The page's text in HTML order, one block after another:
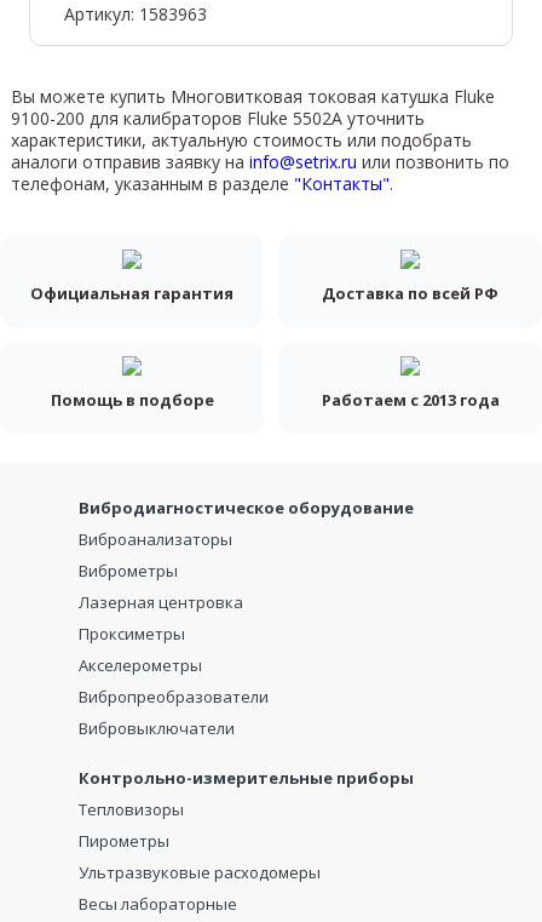
Артикул: 1583963
Вы можете купить Многовитковая токовая катушка Fluke
9100-200 для калибраторов Fluke 5502A уточнить
характеристики, актуальную стоимость или подобрать
аналоги отправив заявку на info@setrix.ru или позвонить по
телефонам, указанным в разделе "Контакты".
Официальная гарантия Доставка по всей РФ
Помощь в подборе Работаем с 2013 года
Вибродиагностическое оборудование
Виброанализаторы
Виброметры
Лазерная центровка
Проксиметры
Акселерометры
Вибропреобразователи
Вибровыключатели
Контрольно-измерительные приборы
Тепловизоры
Пирометры
Ультразвуковые расходомеры
Весы лабораторные